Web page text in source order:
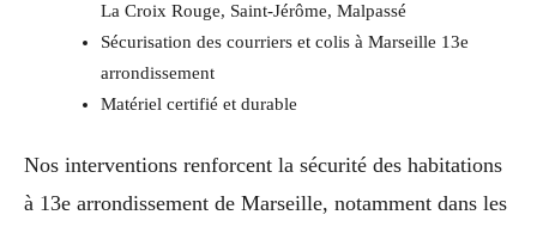
La Croix Rouge, Saint-Jérôme, Malpassé
Sécurisation des courriers et colis à Marseille 13e
arrondissement
Matériel certifié et durable
Nos interventions renforcent la sécurité des habitations
à 13e arrondissement de Marseille, notamment dans les